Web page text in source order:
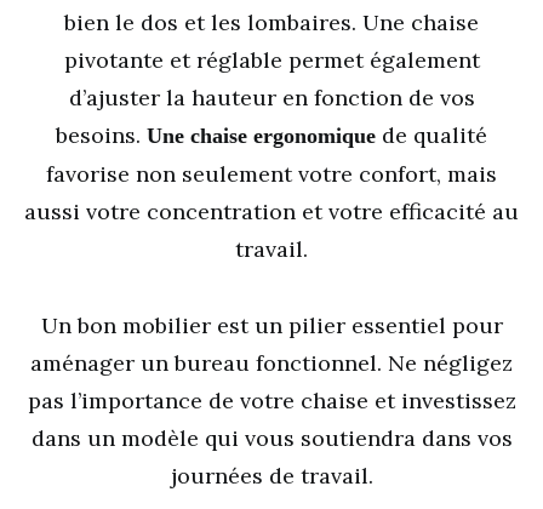
bien le dos et les lombaires. Une chaise
pivotante et réglable permet également
d’ajuster la hauteur en fonction de vos
besoins. Une chaise ergonomique de qualité
favorise non seulement votre confort, mais
aussi votre concentration et votre efficacité au
travail.
Un bon mobilier est un pilier essentiel pour
aménager un bureau fonctionnel. Ne négligez
pas l’importance de votre chaise et investissez
dans un modèle qui vous soutiendra dans vos
journées de travail.